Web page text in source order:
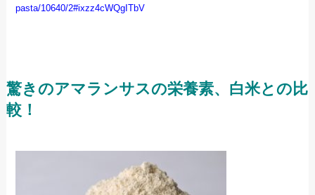
pasta/10640/2#ixzz4cWQgITbV
驚きのアマランサスの栄養素、白米との比
較！